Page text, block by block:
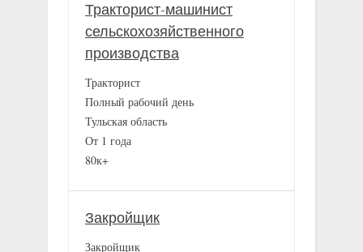
Тракторист-машинист
сельскохозяйственного
производства
Тракторист
Полный рабочий день
Тульская область
От 1 года
80к+
Закройщик
Закройщик